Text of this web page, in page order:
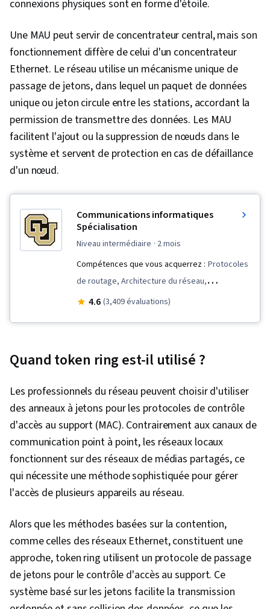
connexions physiques sont en forme d'étoile.
Une MAU peut servir de concentrateur central, mais son
fonctionnement diffère de celui d'un concentrateur
Ethernet. Le réseau utilise un mécanisme unique de
passage de jetons, dans lequel un paquet de données
unique ou jeton circule entre les stations, accordant la
permission de transmettre des données. Les MAU
facilitent l'ajout ou la suppression de nœuds dans le
système et servent de protection en cas de défaillance
d'un nœud.
Communications informatiques
Spécialisation
niveau intermédiaire · 2 mois
Compétences que vous acquerrez : Protocoles
de routage, Architecture du réseau,
Communications numériques, Réseaux
réseau, Mise en réseau générale, Réseau
Protocole de configuration dynamique de l'hôte
(DHCP), TCP/IP, Le chemin le plus court ouvert
(OSPF), Sécurité des réseaux,
Télécommunications, Gestion des
performances du réseau, Systèmes de
communication, Programmation du système,
Intégrité des données, Validation des données,
Théorie des graphes, Algorithmes, Réseaux
sans fil, Ingénierie des réseaux, Réseaux définis
par logiciel, Virtualisation
4.6 (3,409 évaluations)
Quand token ring est-il utilisé ?
Les professionnels du réseau peuvent choisir d'utiliser
des anneaux à jetons pour les protocoles de contrôle
d'accès au support (MAC). Contrairement aux canaux de
communication point à point, les réseaux locaux
fonctionnent sur des réseaux de médias partagés, ce
qui nécessite une méthode sophistiquée pour gérer
l'accès de plusieurs appareils au réseau.
Alors que les méthodes basées sur la contention,
comme celles des réseaux Ethernet, constituent une
approche, token ring utilisent un protocole de passage
de jetons pour le contrôle d'accès au support. Ce
système basé sur les jetons facilite la transmission